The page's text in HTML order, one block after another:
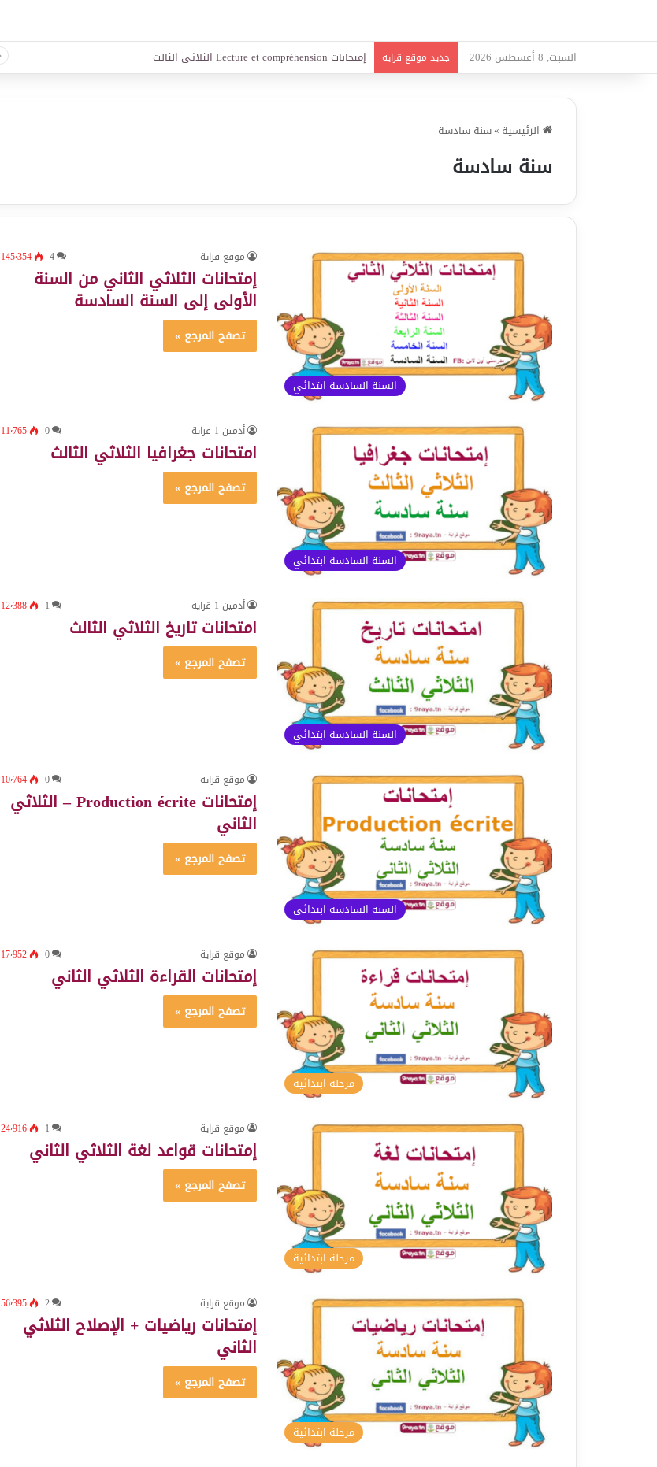
السبت, 8 أغسطس 2026 جديد موقع قراية امتحانات قواعد لغة الثلاثي الثالث
الرئيسية »سنة سادسة
سنة سادسة
السنة السادسة ابتدائي
موقع قراية 4 145٬354
إمتحانات الثلاثي الثاني من السنة
الأولى إلى السنة السادسة
تصفح المرجع »
السنة السادسة ابتدائي
أدمين 1 قراية 0 11٬765
امتحانات جغرافيا الثلاثي الثالث
تصفح المرجع »
السنة السادسة ابتدائي
أدمين 1 قراية 1 12٬388
امتحانات تاريخ الثلاثي الثالث
تصفح المرجع »
السنة السادسة ابتدائي
موقع قراية 0 10٬764
إمتحانات Production écrite – الثلاثي
الثاني
تصفح المرجع »
مرحلة ابتدائية
موقع قراية 0 17٬952
إمتحانات القراءة الثلاثي الثاني
تصفح المرجع »
مرحلة ابتدائية
موقع قراية 1 24٬916
إمتحانات قواعد لغة الثلاثي الثاني
تصفح المرجع »
مرحلة ابتدائية
موقع قراية 2 56٬395
إمتحانات رياضيات + الإصلاح الثلاثي
الثاني
تصفح المرجع »